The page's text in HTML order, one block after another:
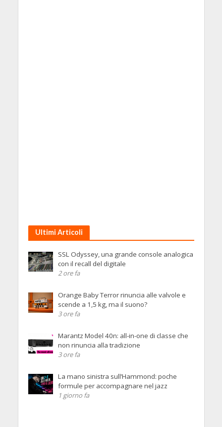
Ultimi Articoli
SSL Odyssey, una grande console analogica
con il recall del digitale
2 ore fa
Orange Baby Terror rinuncia alle valvole e
scende a 1,5 kg, ma il suono?
3 ore fa
Marantz Model 40n: all-in-one di classe che
non rinuncia alla tradizione
3 ore fa
La mano sinistra sull’Hammond: poche
formule per accompagnare nel jazz
1 giorno fa